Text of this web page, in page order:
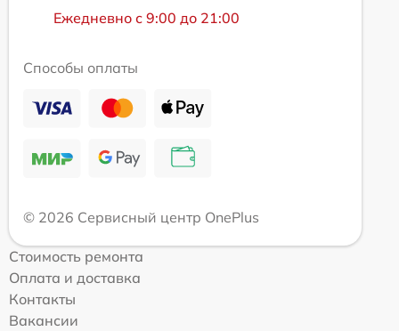
Ежедневно с 9:00 до 21:00
Способы оплаты
© 2026 Сервисный центр OnePlus
Стоимость ремонта
Оплата и доставка
Контакты
Вакансии